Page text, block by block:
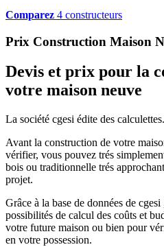
Comparez 4 constructeurs
Prix Construction Maison
Devis et prix pour la
votre maison neuve
La société cgesi édite des calculettes.
Avant la construction de votre
vérifier, vous pouvez trés
bois ou traditionnelle trés
projet.
Grâce à la base de données de
possibilités de calcul des coûts et
votre future maison ou bien pour
en votre possession.